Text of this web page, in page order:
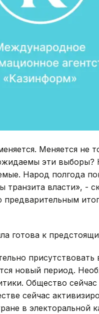
Меняется не
эти выборы?
Народ полгода
транзита власти», -
предварительным
готова к
новый период.
Общество
сейчас
в электоральной